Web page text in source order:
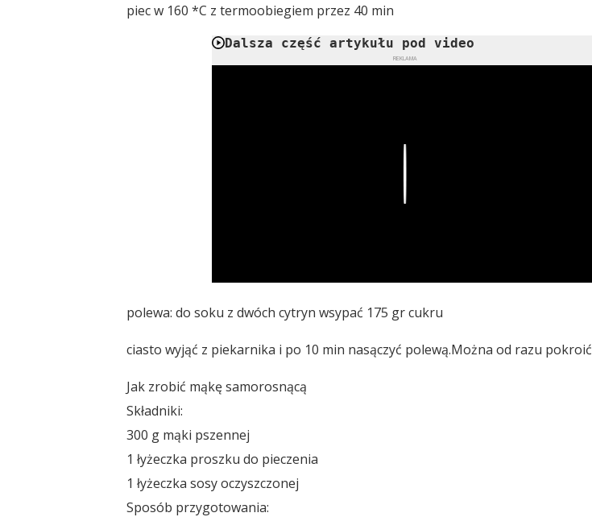
piec w 160 *C z termoobiegiem przez 40 min
Dalsza część artykułu pod video
REKLAMA
polewa: do soku z dwóch cytryn wsypać 175 gr cukru
ciasto wyjąć z piekarnika i po 10 min nasączyć polewą.Można od razu pokroić
Jak zrobić mąkę samorosnącą
Składniki:
300 g mąki pszennej
1 łyżeczka proszku do pieczenia
1 łyżeczka sosy oczyszczonej
Sposób przygotowania: